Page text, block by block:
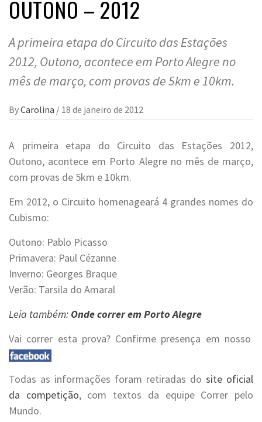
OUTONO – 2012
A primeira etapa do Circuito das Estações
2012, Outono, acontece em Porto Alegre no
mês de março, com provas de 5km e 10km.
ByCarolina / 18 de janeiro de 2012
A primeira etapa do Circuito das Estações 2012,
Outono, acontece em Porto Alegre no mês de março,
com provas de 5km e 10km.
Em 2012, o Circuito homenageará 4 grandes nomes do
Cubismo:
Outono: Pablo Picasso
Primavera: Paul Cézanne
Inverno: Georges Braque
Verão: Tarsila do Amaral
Leia também: Onde correr em Porto Alegre
Vai correr esta prova? Confirme presença em nosso
Todas as informações foram retiradas do site oficial
da competição, com textos da equipe Correr pelo
Mundo.